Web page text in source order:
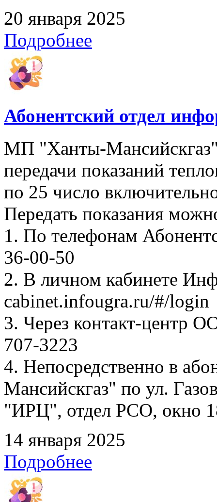
20 января 2025
Подробнее
Абонентский отдел
МП "Ханты-Мансийскгаз"
передачи показаний
по 25 число
Передать показания
1. По телефонам
36-00-50
2. В личном кабинете
cabinet.infougra.ru/#/login
3. Через контакт-центр
707-3223
4. Непосредственно в
Мансийскгаз" по ул.
"ИРЦ", отдел РСО, окно
14 января 2025
Подробнее